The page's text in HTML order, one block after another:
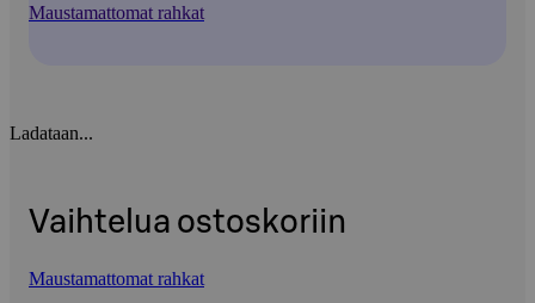
Maustamattomat rahkat
Ladataan...
Vaihtelua ostoskoriin
Maustamattomat rahkat